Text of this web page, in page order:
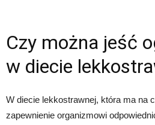
Czy można jeść
w diecie
W diecie lekkostrawnej, która ma na
zapewnienie organizmowi